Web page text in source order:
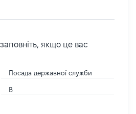
якщо це вас
Посада державної служби
В